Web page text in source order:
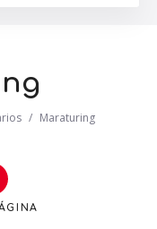
/ Maraturing